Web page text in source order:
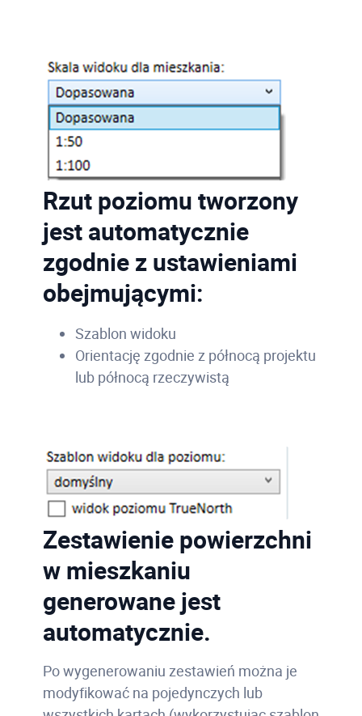
Rzut poziomu tworzony
jest automatycznie
zgodnie z ustawieniami
obejmującymi:
Szablon widoku
Orientację zgodnie z północą projektu
lub północą rzeczywistą
Zestawienie powierzchni
w mieszkaniu
generowane jest
automatycznie.
Po wygenerowaniu zestawień można je
modyfikować na pojedynczych lub